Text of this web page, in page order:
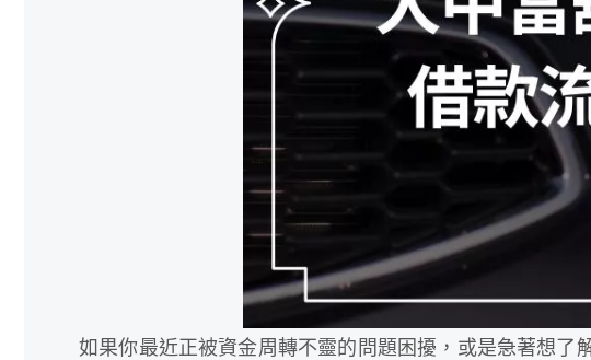
如果你最近正被資金周轉不靈的問題困擾，或是急著想